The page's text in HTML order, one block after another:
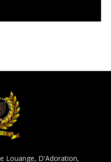
Louange, D'Adoration,